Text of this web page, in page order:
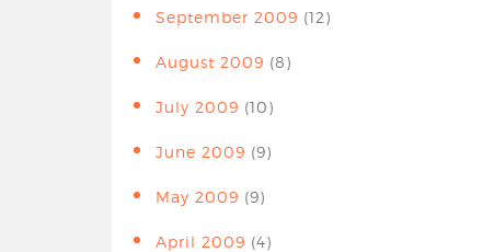
September 2009 (12)
August 2009 (8)
July 2009 (10)
June 2009 (9)
May 2009 (9)
April 2009 (4)